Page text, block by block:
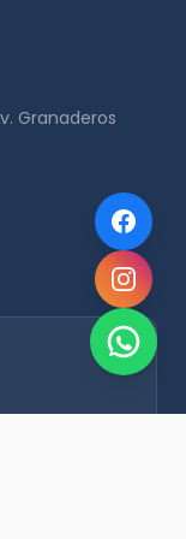
Granaderos